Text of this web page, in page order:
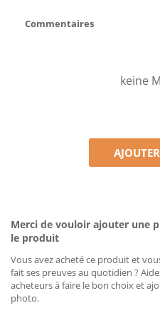
Commentaires
keine
Merci de vouloir ajouter une
le produit
Vous avez acheté ce produit et
fait ses preuves au quotidien ?
acheteurs à faire le bon choix et
photo.